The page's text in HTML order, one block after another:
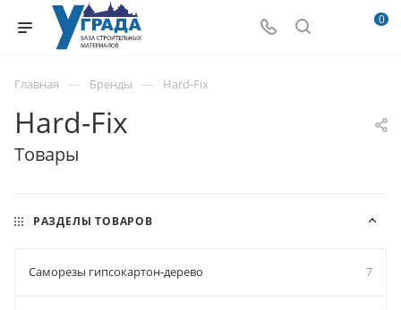
0
Главная — Бренды — Hard-Fix
Hard-Fix
Товары
РАЗДЕЛЫ ТОВАРОВ
Саморезы гипсокартон-дерево 7